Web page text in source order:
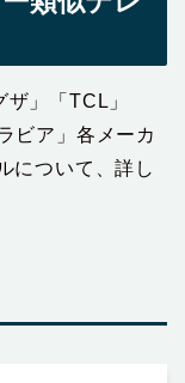
」「TCL」
ビア」各メーカ
について、詳し